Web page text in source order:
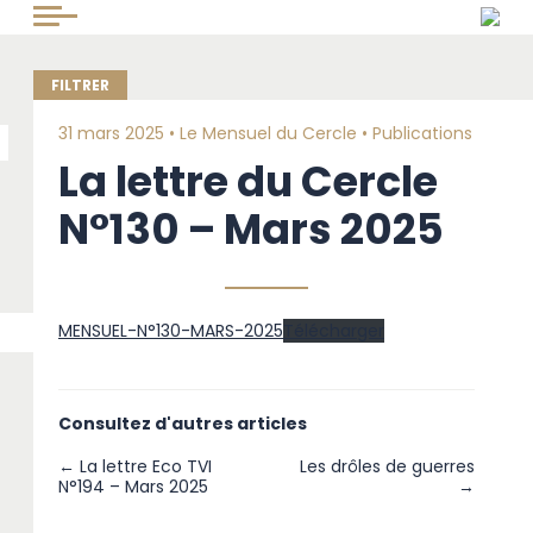
31 mars 2025 • Le Mensuel du Cercle • Publications
La lettre du Cercle
N°130 – Mars 2025
MENSUEL-N°130-MARS-2025
Consultez d'autres articles
← La lettre Eco TVI
N°194 – Mars 2025
Les drôles de guerres
→